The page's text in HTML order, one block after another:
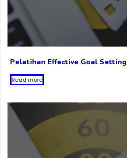
Pelatihan Effective Goal Setting
Read more